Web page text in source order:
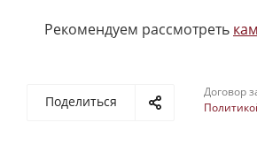
Рекомендуем рассмотреть
Поделиться
Договор